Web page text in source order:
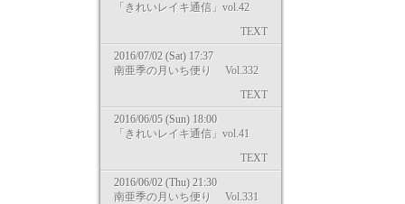
「きれいレイキ通信」vol.42
TEXT
2016/07/02 (Sat) 17:37
南亜季の月いち便り Vol.332
TEXT
2016/06/05 (Sun) 18:00
「きれいレイキ通信」vol.41
TEXT
2016/06/02 (Thu) 21:30
南亜季の月いち便り Vol.331